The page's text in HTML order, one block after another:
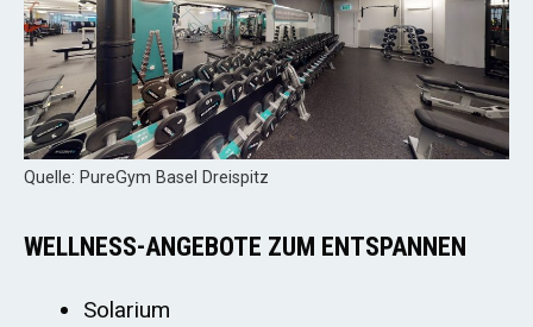
Quelle: PureGym Basel Dreispitz
WELLNESS-ANGEBOTE ZUM ENTSPANNEN
Solarium